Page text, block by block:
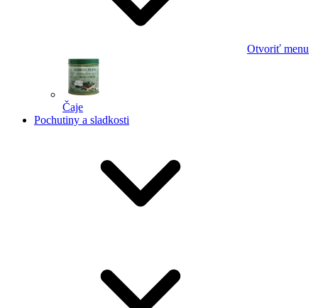
Otvoriť menu
Čaje
Pochutiny a sladkosti